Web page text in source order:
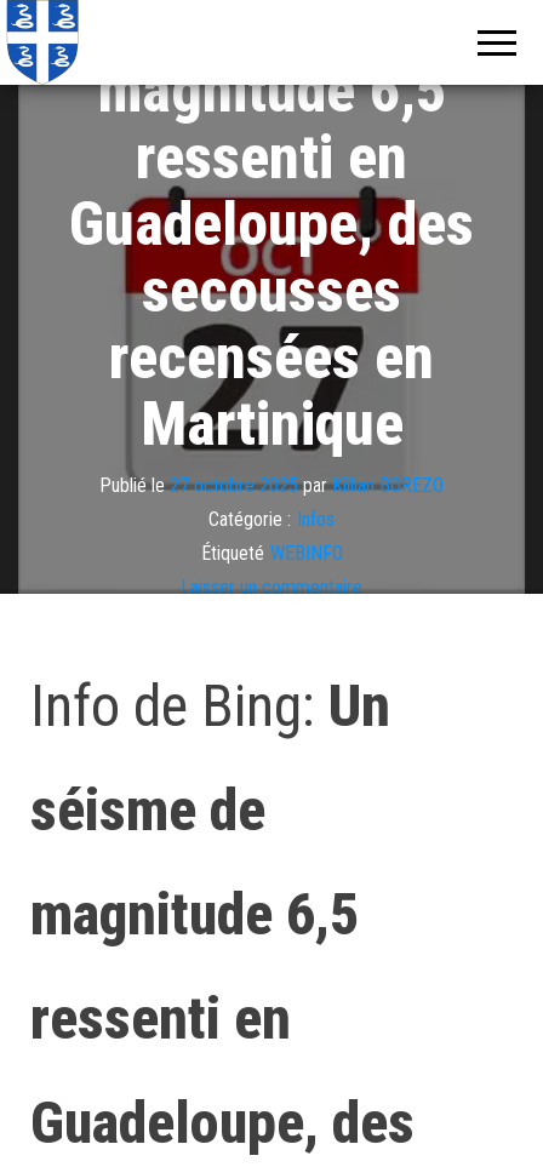
magnitude 6,5
ressenti en
Guadeloupe, des
secousses
recensées en
Martinique
Publié le27 octobre 2025parKillian BOREZO
Catégorie : Infos
Étiqueté WEBINFO
Laisser un commentaire
Info de Bing: Un
séisme de
magnitude 6,5
ressenti en
Guadeloupe, des